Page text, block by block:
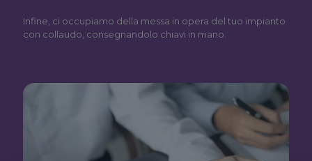
Infine, ci occupiamo della messa in opera del tuo impianto
con collaudo, consegnandolo chiavi in mano.